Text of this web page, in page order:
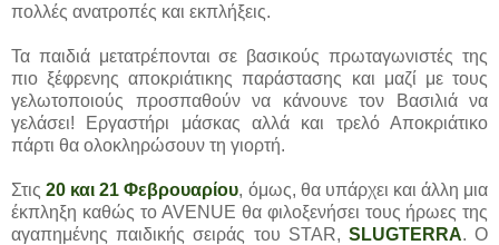
πολλές ανατροπές και εκπλήξεις.
Τα παιδιά μετατρέπονται σε βασικούς πρωταγωνιστές της
πιο ξέφρενης αποκριάτικης παράστασης και μαζί με τους
γελωτοποιούς προσπαθούν να κάνουνε τον Βασιλιά να
γελάσει! Εργαστήρι μάσκας αλλά και τρελό Αποκριάτικο
πάρτι θα ολοκληρώσουν τη γιορτή.
Στις 20 και 21 Φεβρουαρίου, όμως, θα υπάρχει και άλλη μια
έκπληξη καθώς το AVENUE θα φιλοξενήσει τους ήρωες της
αγαπημένης παιδικής σειράς του STAR, SLUGTERRA. Ο